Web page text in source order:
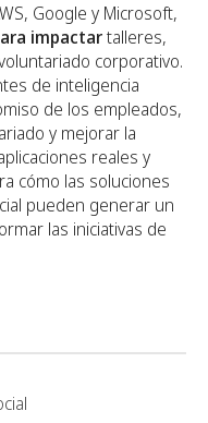
Google y Microsoft,
impactartalleres,
corporativo.
de inteligencia
de los empleados,
y mejorar la
reales y
cómo las soluciones
pueden generar un
las iniciativas de